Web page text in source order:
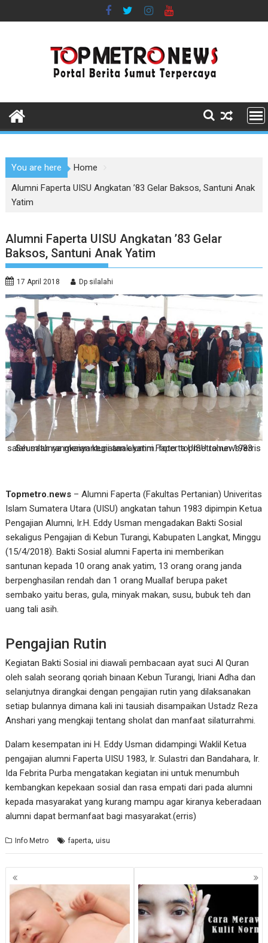
to
You are here
Home
Alumni Faperta UISU Angkatan ’83 Gelar Baksos, Santuni Anak
Yatim
Alumni Faperta UISU Angkatan ’83 Gelar
Baksos, Santuni Anak Yatim
17 April 2018 Dp silalahi
Seumlah rangkaian kegiatan alumni Faperta UISU tahun 1983 salah satunya menyantuni anak yatim. foto: topmetro.news/erris
Topmetro.news – Alumni Faperta (Fakultas Pertanian) Univeritas
Islam Sumatera Utara (UISU) angkatan tahun 1983 dipimpin Ketua
Pengajian Alumni, Ir.H. Eddy Usman mengadakan Bakti Sosial
sekaligus Pengajian di Kebun Turangi, Kabupaten Langkat, Minggu
(15/4/2018). Bakti Sosial alumni Faperta ini memberikan
santunan kepada 10 orang anak yatim, 13 orang orang janda
berpenghasilan rendah dan 1 orang Muallaf berupa paket
sembako yaitu beras, gula, minyak makan, susu, bubuk teh dan
uang tali asih.
Pengajian Rutin
Kegiatan Bakti Sosial ini diawali pembacaan ayat suci Al Quran
oleh salah seorang qoriah binaan Kebun Turangi, Iriani Adha dan
selanjutnya dirangkai dengan pengajian rutin yang dilaksanakan
setiap bulannya dimana kali ini tausiah disampaikan Ustadz Reza
Anshari yang mengkaji tentang sholat dan manfaat silaturrahmi.
Dalam kesempatan ini H. Eddy Usman didampingi Waklil Ketua
pengajian alumni Faperta UISU 1983, Ir. Sulastri dan Bandahara, Ir.
Ida Febrita Purba mengatakan kegiatan ini untuk menumbuh
kembangkan kepekaan sosial dan rasa empati dari pada alumni
kepada masyarakat yang kurang mampu agar kiranya keberadaan
alumni dapat bermanfaat bagi masyarakat.(erris)
Info Metro faperta,uisu
Navigasi
pos